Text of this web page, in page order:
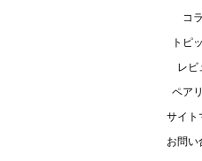
コ
トピ
レビ
ペア
サイト
お問い